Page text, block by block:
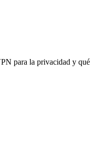
para la privacidad y qué